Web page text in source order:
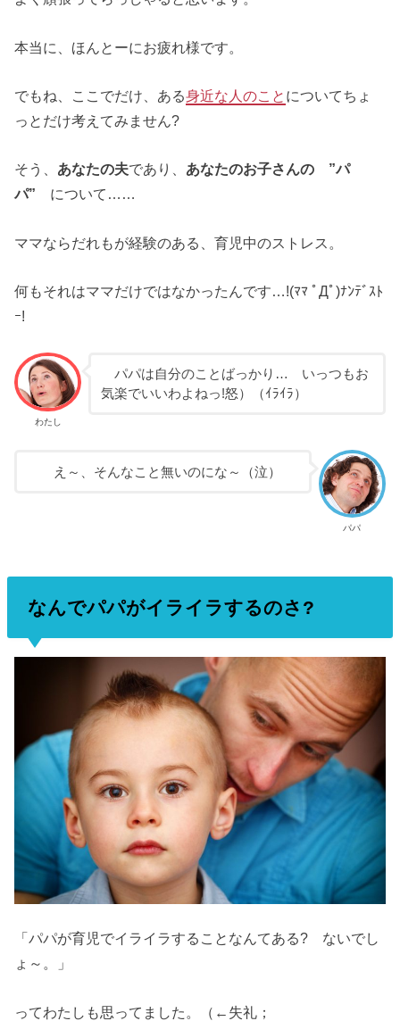
本当に、ほんとーにお疲れ様です。
でもね、ここでだけ、ある身近な人のこと についてちょ
っとだけ考えてみません?
そう、 あなたの夫であり、 あなたのお子さんの ”パ
パ” について……
ママならだれもが経験のある、育児中のストレス。
何もそれはママだけではなかったんです…!(ﾏﾏ ﾟДﾟ)ﾅﾝﾃﾞｽﾄ
ｰ!
わたし
パパは自分のことばっかり… いっつもお
気楽でいいわよねっ!怒）（ｲﾗｲﾗ）
パパ
え～、そんなこと無いのにな～（泣）
なんでパパがイライラするのさ?
「パパが育児でイライラすることなんてある? ないでし
ょ～。」
ってわたしも思ってました。（←失礼；